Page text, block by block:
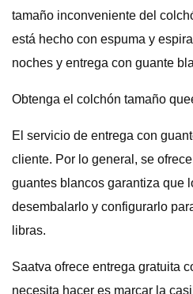
tamaño inconveniente del
está hecho con espuma y
noches y entrega con guante
Obtenga el colchón tamaño
El servicio de entrega con
cliente. Por lo general, se
guantes blancos garantiza que
desembalarlo y configurarlo
libras.
Saatva ofrece entrega gratuita
necesita hacer es marcar la